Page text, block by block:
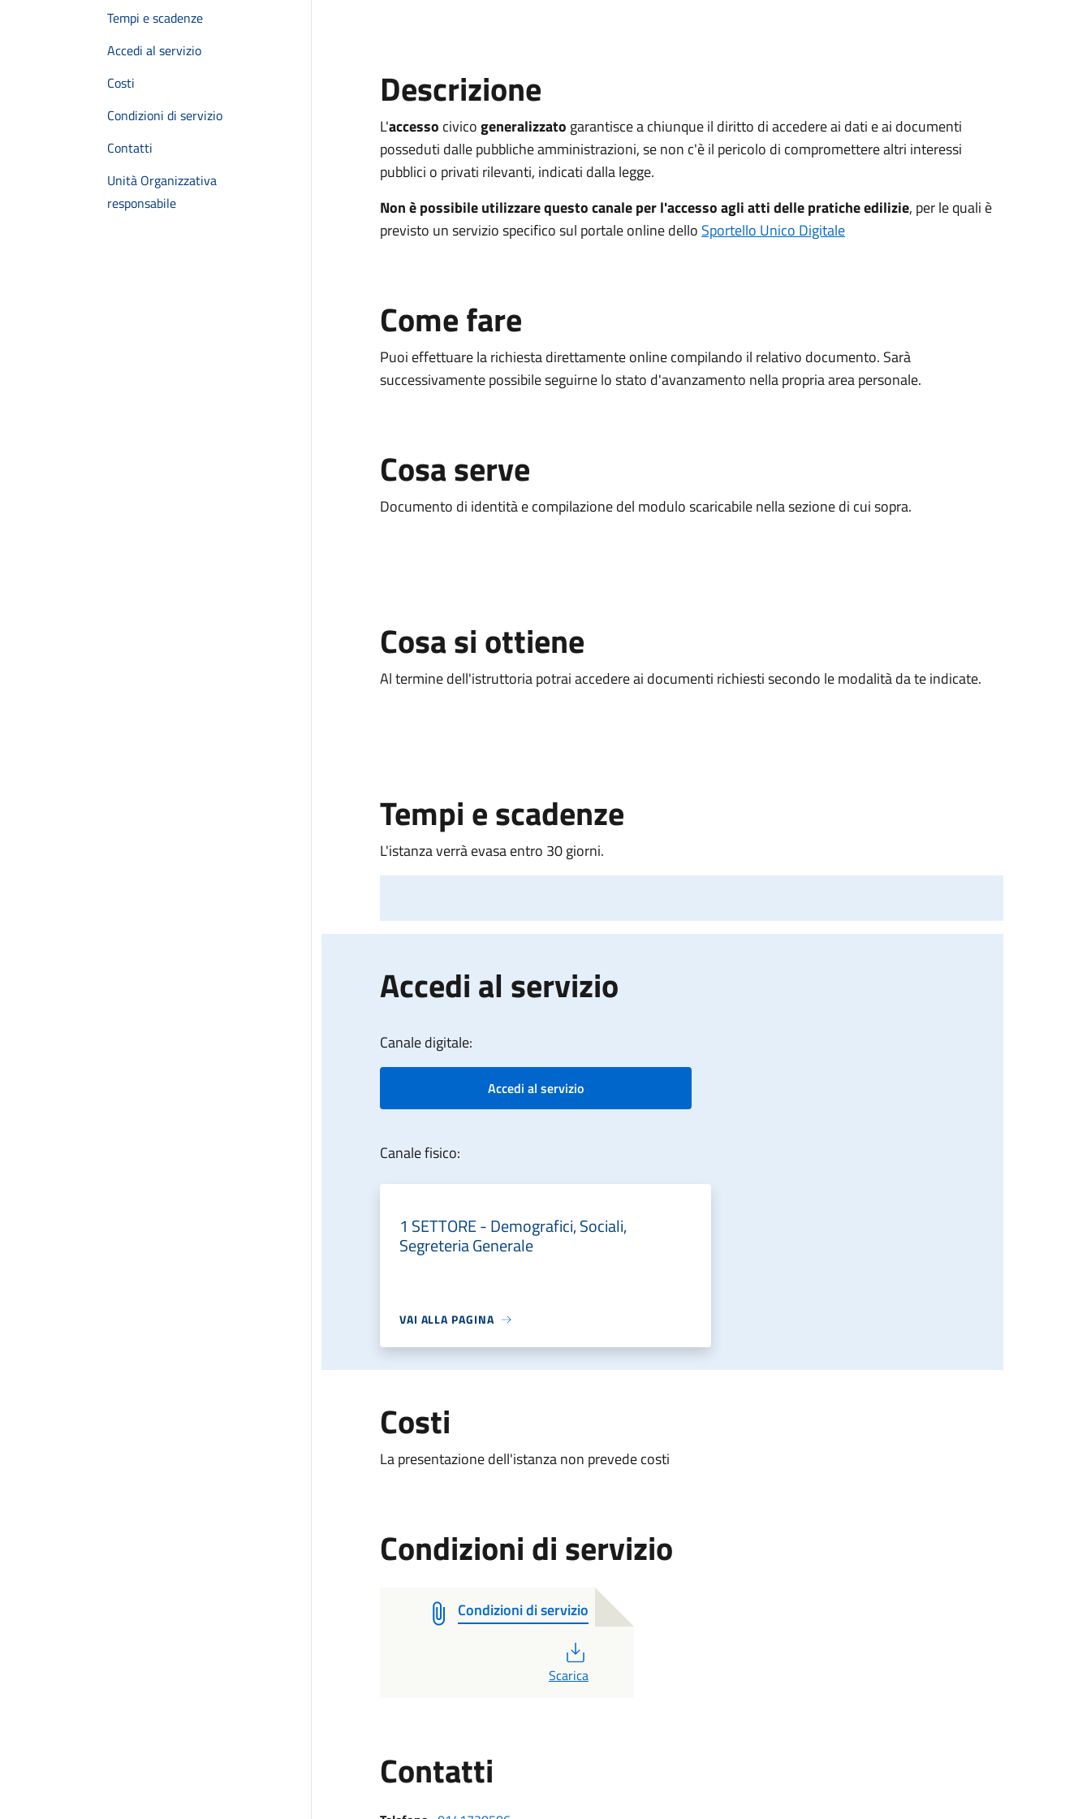
Tempi e scadenze
Accedi al servizio
Costi
Condizioni di servizio
Contatti
Unità Organizzativa
responsabile
Descrizione
L'accesso civicogeneralizzato garantisce a chiunque il diritto di accedere ai dati e ai documenti
posseduti dalle pubbliche amministrazioni, se non c'è il pericolo di compromettere altri interessi
pubblici o privati rilevanti, indicati dalla legge.
Non è possibile utilizzare questo canale per l'accesso agli atti delle pratiche edilizie, per le quali è
previsto un servizio specifico sul portale online dello Sportello Unico Digitale
Come fare
Puoi effettuare la richiesta direttamente online compilando il relativo documento. Sarà
successivamente possibile seguirne lo stato d'avanzamento nella propria area personale.
Cosa serve
Documento di identità e compilazione del modulo scaricabile nella sezione di cui sopra.
Cosa si ottiene
Al termine dell'istruttoria potrai accedere ai documenti richiesti secondo le modalità da te indicate.
Tempi e scadenze
L'istanza verrà evasa entro 30 giorni.
Accedi al servizio
Canale digitale:
Accedi al servizio
Canale fisico:
1 SETTORE - Demografici, Sociali,
Segreteria Generale
VAI ALLA PAGINA
Costi
La presentazione dell'istanza non prevede costi
Condizioni di servizio
Condizioni di servizio
Scarica
Contatti